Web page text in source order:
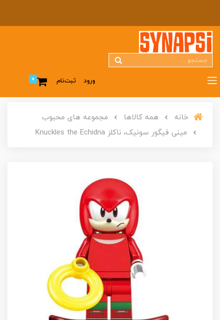
ورود ثبت‌نام 0
خانه همه کالاها
مجموعه های محبوب
مینی فیگور سونیک، ناکلز Knuckles the Echidna